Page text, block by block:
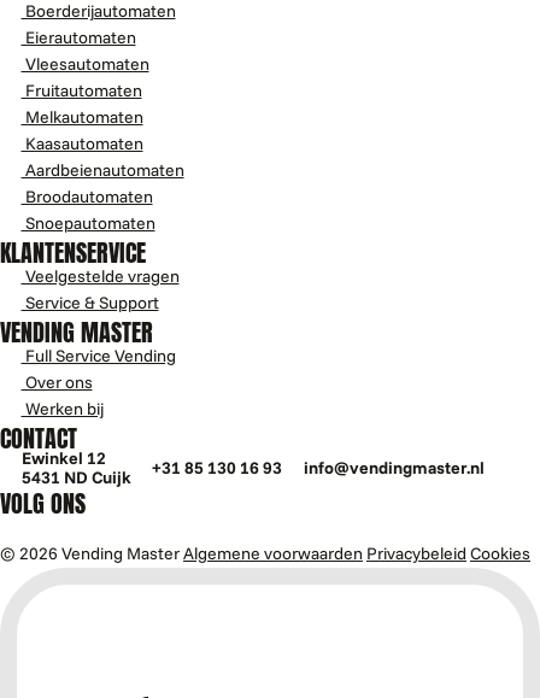
Boerderijautomaten
Eierautomaten
Vleesautomaten
Fruitautomaten
Melkautomaten
Kaasautomaten
Aardbeienautomaten
Broodautomaten
Snoepautomaten
KLANTENSERVICE
Veelgestelde vragen
Service & Support
VENDING MASTER
Full Service Vending
Over ons
Werken bij
CONTACT
Ewinkel 12
5431 ND Cuijk
+31 85 130 16 93 info@vendingmaster.nl
VOLG ONS
© 2026 Vending MasterAlgemene voorwaarden Privacybeleid Cookies